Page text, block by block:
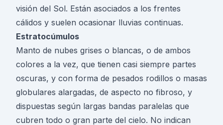
visión del Sol. Están asociados a los frentes
cálidos y suelen ocasionar lluvias continuas.
Estratocúmulos
Manto de nubes grises o blancas, o de ambos
colores a la vez, que tienen casi siempre partes
oscuras, y con forma de pesados rodillos o masas
globulares alargadas, de aspecto no fibroso, y
dispuestas según largas bandas paralelas que
cubren todo o gran parte del cielo. No indican